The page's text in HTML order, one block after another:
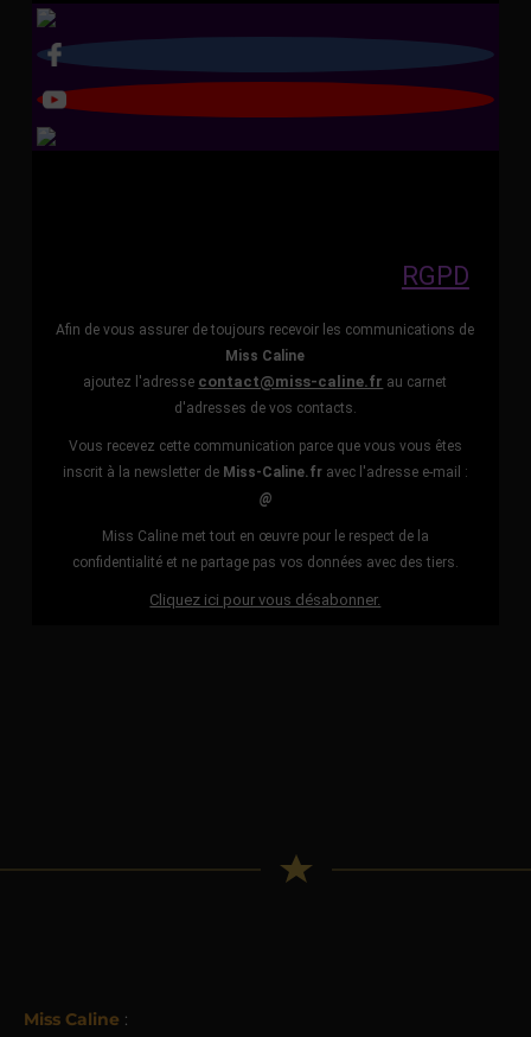
RGPD
Afin de vous assurer de toujours recevoir les communications de
Miss Caline
ajoutez l'adresse contact@miss-caline.fr au carnet
d'adresses de vos contacts.
Vous recevez cette communication parce que vous vous êtes
inscrit à la newsletter de Miss-Caline.fravec l'adresse e-mail :
@
Miss Caline met tout en œuvre pour le respect de la
confidentialité et ne partage pas vos données avec des tiers.
Cliquez ici pour vous désabonner.
Miss Caline :